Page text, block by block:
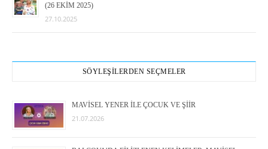
(26 EKİM 2025)
27.10.2025
SÖYLEŞİLERDEN SEÇMELER
MAVİSEL YENER İLE ÇOCUK VE ŞİİR
21.07.2026